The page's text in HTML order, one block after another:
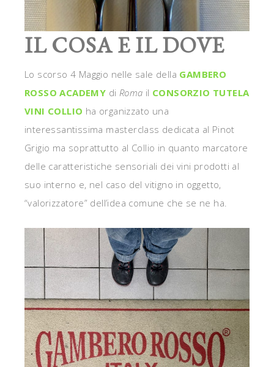
IL COSA E IL DOVE
Lo scorso 4 Maggio nelle sale della GAMBERO
ROSSO ACADEMY di Roma il CONSORZIO TUTELA
VINI COLLIO ha organizzato una
interessantissima masterclass dedicata al Pinot
Grigio ma soprattutto al Collio in quanto marcatore
delle caratteristiche sensoriali dei vini prodotti al
suo interno e, nel caso del vitigno in oggetto,
“valorizzatore” dell’idea comune che se ne ha.